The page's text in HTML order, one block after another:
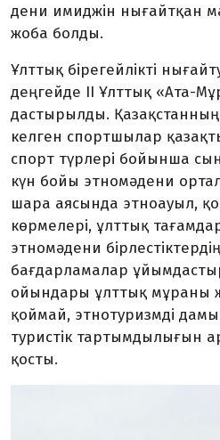
дени имиджін нығайтқан
жоба болды.
Ұлттық бірегейлікті
деңгейде ІІ Ұлттық «Ата-
дастырылды. Қазақстанның
келген сп­орт­шылар
спорт түрлері бойынша
күн бойы этномәдени
шара аясында этно­ауыл,
көрмелері, ұлттық
этномәдени
бағдарламалар
ойын­­д­ары ұлттық мұраны
қоймай, этно­ту­ризмді
туристік тартым­дылығын
қосты.